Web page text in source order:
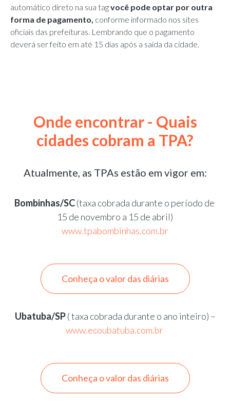
automático direto na sua tagvocê pode optar por outra
forma de pagamento, conforme informado nos sites
oficiais das prefeituras. Lembrando que o pagamento
deverá ser feito em até 15 dias após a saída da cidade.
Onde encontrar - Quais
cidades cobram a TPA?
Atualmente, as TPAs estão em vigor em:
Bombinhas/SC(taxa cobrada durante o período de
15 de novembro a 15 de abril)
www.tpabombinhas.com.br
Conheça o valor das diárias
Ubatuba/SP( taxa cobrada durante o ano inteiro) –
www.ecoubatuba.com.br
Conheça o valor das diárias